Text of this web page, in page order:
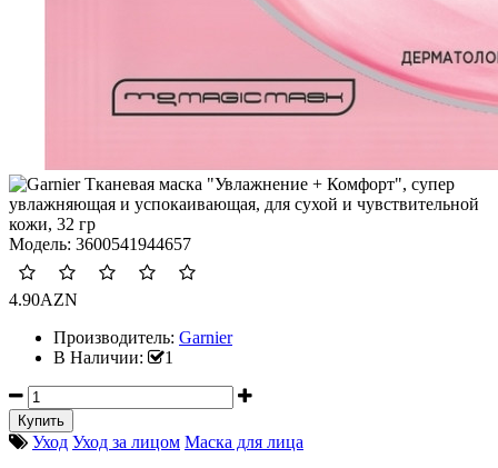
Модель: 3600541944657
4.90AZN
Производитель: Garnier
В Наличии:
1
Уход Уход за лицом Маска для лица